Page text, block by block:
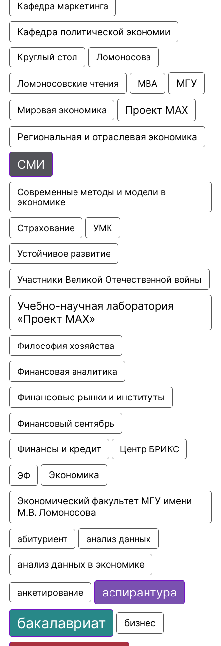
Кафедра маркетинга
Кафедра политической экономии
Круглый стол Ломоносова
Ломоносовские чтения МВА МГУ
Мировая экономика Проект МАХ
Региональная и отраслевая экономика
СМИ
Современные методы и модели в
экономике
Страхование УМК
Устойчивое развитие
Участники Великой Отечественной войны
Учебно-научная лаборатория
«Проект МАХ»
Философия хозяйства
Финансовая аналитика
Финансовые рынки и институты
Финансовый сентябрь
Финансы и кредит Центр БРИКС
ЭФ Экономика
Экономический факультет МГУ имени
М.В. Ломоносова
абитуриент анализ данных
анализ данных в экономике
анкетирование аспирантура
бакалавриат бизнес